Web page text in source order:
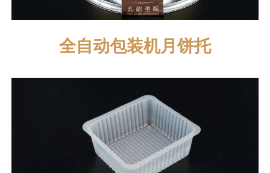
全自动包装机月饼托